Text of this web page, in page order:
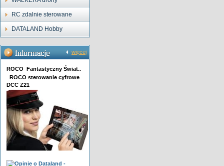
RC zdalnie sterowane
DATALAND Hobby
więcej
ROCO Fantastyczny Świat..
ROCO sterowanie cyfrowe
DCC Z21